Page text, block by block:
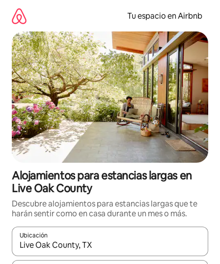
contenido
Tu espacio en Airbnb
Alojamientos para estancias largas en
Live Oak County
Descubre alojamientos para estancias largas que te
harán sentir como en casa durante un mes o más.
Ubicación
Cuando los resultados estén disponibles, podrás navegar